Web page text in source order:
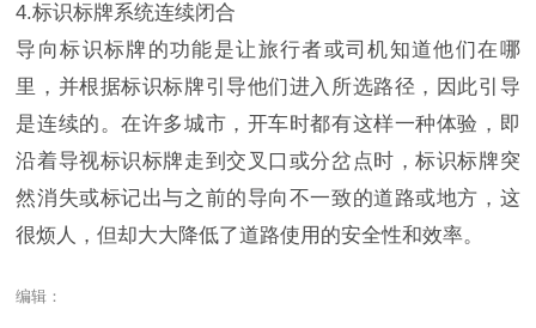
4.标识标牌系统连续闭合
导向标识标牌的功能是让旅行者或司机知道他们在哪
里，并根据标识标牌引导他们进入所选路径，因此引导
是连续的。在许多城市，开车时都有这样一种体验，即
沿着导视标识标牌走到交叉口或分岔点时，标识标牌突
然消失或标记出与之前的导向不一致的道路或地方，这
很烦人，但却大大降低了道路使用的安全性和效率。
编辑：